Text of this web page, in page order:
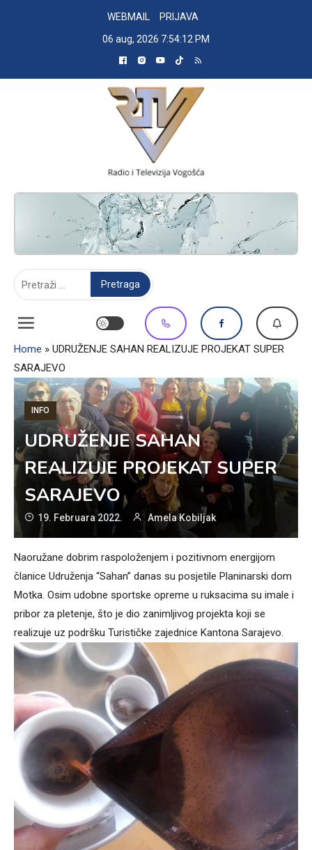
WEBMAIL
PRIJAVA
06 aug, 2026 7:54:13 PM
RADIO TELEVIZIJA VOGOŠĆA
Home » UDRUŽENJE SAHAN REALIZUJE PROJEKAT SUPER
SARAJEVO
INFO
UDRUŽENJE SAHAN
REALIZUJE PROJEKAT SUPER
SARAJEVO
19. Februara 2022. Amela Kobiljak
Naoružane dobrim raspoloženjem i pozitivnom energijom
članice Udruženja “Sahan” danas su posjetile Planinarski dom
Motka. Osim udobne sportske opreme u ruksacima su imale i
pribor za pletenje, što je dio zanimljivog projekta koji se
realizuje uz podršku Turističke zajednice Kantona Sarajevo.